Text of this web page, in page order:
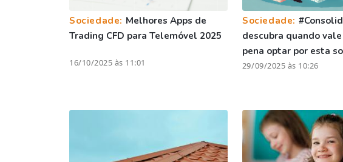
Sociedade: Melhores Apps de
Trading CFD para Telemóvel 2025
16/10/2025 às 11:01
Sociedade:
descubra quando
pena optar por esta
29/09/2025 às 10:26